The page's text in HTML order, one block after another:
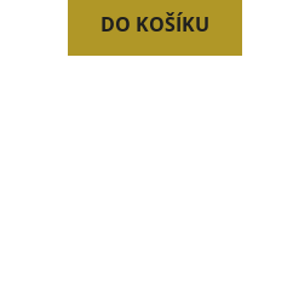
DO KOŠÍKU